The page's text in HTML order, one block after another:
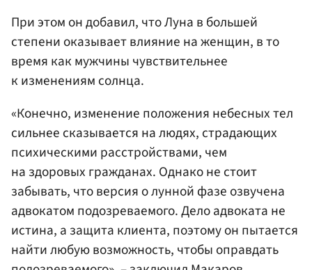
При этом он добавил, что Луна в большей
степени оказывает влияние на женщин, в то
время как мужчины чувствительнее
к изменениям солнца.
«Конечно, изменение положения небесных тел
сильнее сказывается на людях, страдающих
психическими расстройствами, чем
на здоровых гражданах. Однако не стоит
забывать, что версия о лунной фазе озвучена
адвокатом подозреваемого. Дело адвоката не
истина, а защита клиента, поэтому он пытается
найти любую возможность, чтобы оправдать